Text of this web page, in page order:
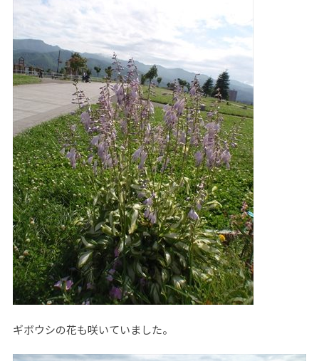
ギボウシの花も咲いていました。